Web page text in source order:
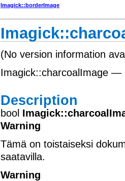
Imagick::borderImage
(No version information
Imagick::charcoalImage —
Description
bool
Warning
Tämä on toistaiseksi
saatavilla.
Warning